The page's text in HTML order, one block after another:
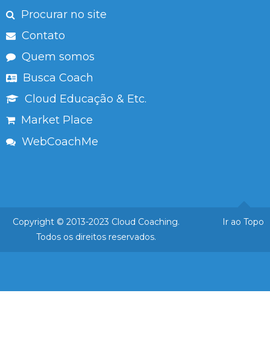
Procurar no site
Contato
Quem somos
Busca Coach
Cloud Educação & Etc.
Market Place
WebCoachMe
Ir ao Topo
Copyright © 2013-2023 Cloud Coaching.
Todos os direitos reservados.